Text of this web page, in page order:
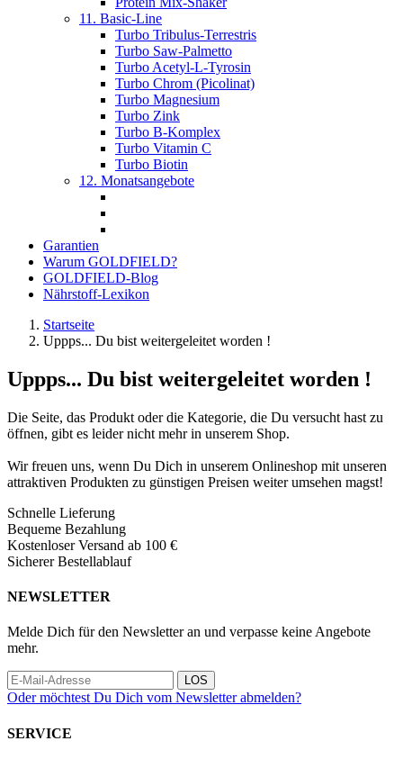
11. Basic-Line
Turbo Tribulus-Terrestris
Turbo Saw-Palmetto
Turbo Acetyl-L-Tyrosin
Turbo Chrom (Picolinat)
Turbo Magnesium
Turbo Zink
Turbo B-Komplex
Turbo Vitamin C
Turbo Biotin
12. Monatsangebote
Garantien
Warum GOLDFIELD?
GOLDFIELD-Blog
Nährstoff-Lexikon
Startseite
Uppps... Du bist weitergeleitet worden !
Uppps... Du bist weitergeleitet worden !
Die Seite, das Produkt oder die Kategorie, die Du versucht hast zu
öffnen, gibt es leider nicht mehr in unserem Shop.
Wir freuen uns, wenn Du Dich in unserem Onlineshop mit unseren
attraktiven Produkten zu günstigen Preisen weiter umsehen magst!
Schnelle Lieferung
Bequeme Bezahlung
Kostenloser Versand ab 100 €
Sicherer Bestellablauf
NEWSLETTER
Melde Dich für den Newsletter an und verpasse keine Angebote
mehr.
LOS
Oder möchtest Du Dich vom Newsletter abmelden?
SERVICE